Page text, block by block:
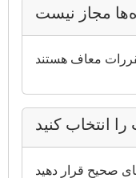
مجاز نیست
انتخاب کنید